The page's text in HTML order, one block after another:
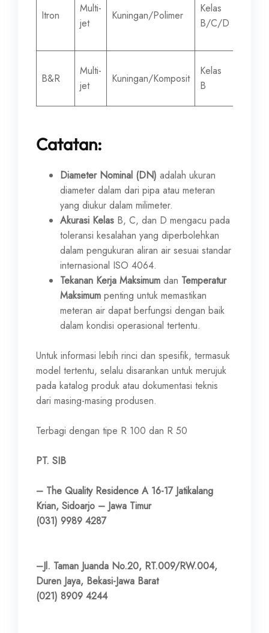
Itron
Multi-
jet
Kuningan/Polimer
Kelas
B/C/D
B&R
Multi-
jet
Kuningan/Komposit
Kelas
B
Catatan:
Diameter Nominal (DN) adalah ukuran
diameter dalam dari pipa atau meteran
yang diukur dalam milimeter.
Akurasi Kelas B, C, dan D mengacu pada
toleransi kesalahan yang diperbolehkan
dalam pengukuran aliran air sesuai standar
internasional ISO 4064.
Tekanan Kerja Maksimum dan Temperatur
Maksimum penting untuk memastikan
meteran air dapat berfungsi dengan baik
dalam kondisi operasional tertentu.
Untuk informasi lebih rinci dan spesifik, termasuk
model tertentu, selalu disarankan untuk merujuk
pada katalog produk atau dokumentasi teknis
dari masing-masing produsen.
Terbagi dengan tipe R 100 dan R 50
PT. SIB
– The Quality Residence A 16-17 Jatikalang
Krian, Sidoarjo – Jawa Timur
(031) 9989 4287
–Jl. Taman Juanda No.20, RT.009/RW.004,
Duren Jaya, Bekasi-Jawa Barat
(021) 8909 4244